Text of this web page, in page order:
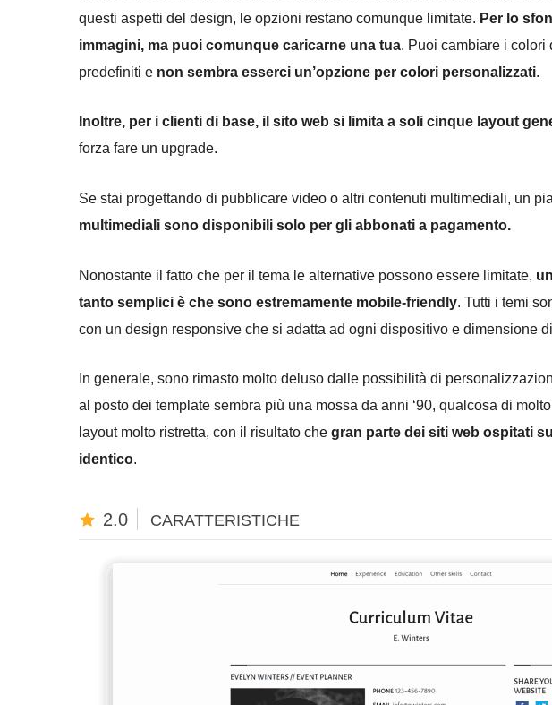
questi aspetti del design, le opzioni restano comunque limitate. Per lo
immagini, ma puoi comunque caricarne una tua. Puoi cambiare i colori
predefiniti e non sembra esserci un’opzione per colori personalizzati.
Inoltre, per i clienti di base, il sito web si limita a soli cinque layout
forza fare un upgrade.
Se stai progettando di pubblicare video o altri contenuti multimediali, un
multimediali sono disponibili solo per gli abbonati a pagamento.
Nonostante il fatto che per il tema le alternative possono essere limitate,
tanto semplici è che sono estremamente mobile-friendly. Tutti i temi
con un design responsive che si adatta ad ogni dispositivo e dimensione
In generale, sono rimasto molto deluso dalle possibilità di
al posto dei template sembra più una mossa da anni ‘90, qualcosa di
layout molto ristretta, con il risultato che gran parte dei siti web ospitati
identico.
2.0 CARATTERISTICHE